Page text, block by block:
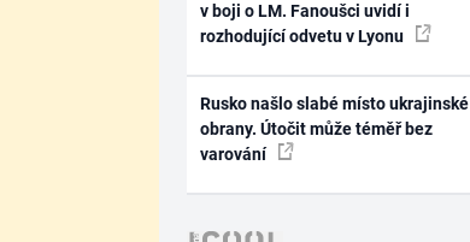
v boji o LM. Fanoušci uvidí i
rozhodující odvetu v Lyonu
Rusko našlo slabé místo ukrajinské
obrany. Útočit může téměř bez
varování